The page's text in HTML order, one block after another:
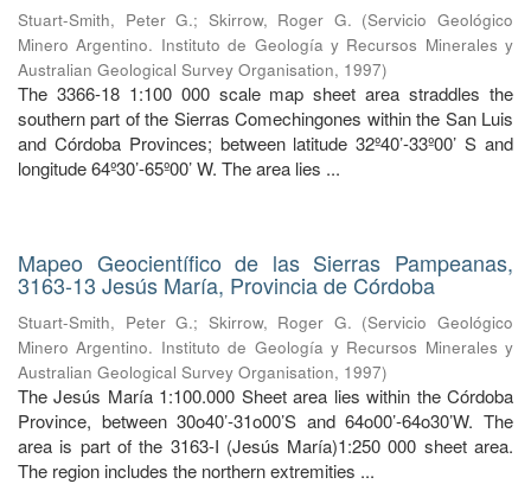
Stuart-Smith, Peter G.; Skirrow, Roger G. (Servicio Geológico
Minero Argentino. Instituto de Geología y Recursos Minerales y
Australian Geological Survey Organisation, 1997)
The 3366-18 1:100 000 scale map sheet area straddles the
southern part of the Sierras Comechingones within the San Luis
and Córdoba Provinces; between latitude 32º40’-33º00’ S and
longitude 64º30’-65º00’ W. The area lies ...
Mapeo Geocientífico de las Sierras Pampeanas,
3163-13 Jesús María, Provincia de Córdoba
Stuart-Smith, Peter G.; Skirrow, Roger G. (Servicio Geológico
Minero Argentino. Instituto de Geología y Recursos Minerales y
Australian Geological Survey Organisation, 1997)
The Jesús María 1:100.000 Sheet area lies within the Córdoba
Province, between 30o40’-31o00’S and 64o00’-64o30’W. The
area is part of the 3163-I (Jesús María)1:250 000 sheet area.
The region includes the northern extremities ...